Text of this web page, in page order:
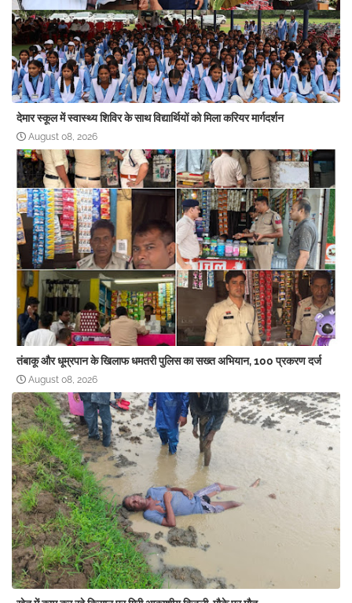
देमार स्कूल में स्वास्थ्य शिविर के साथ विद्यार्थियों को मिला करियर मार्गदर्शन
August 08, 2026
तंबाकू और धूम्रपान के खिलाफ धमतरी पुलिस का सख्त अभियान, 100 प्रकरण दर्ज
August 08, 2026